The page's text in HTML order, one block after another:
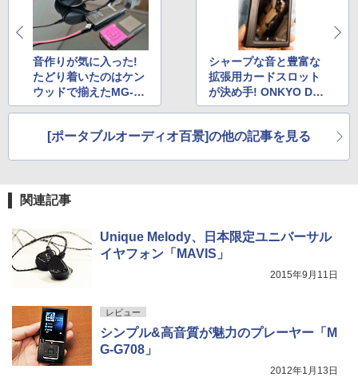
音作りが気に入った!
たどり着いたのはケン
ウッドで揃えたMG-G7
08+KH-KZ3000
シャープな音と豊富な
拡張用カードスロット
が決め手! ONKYO DP-
X1+Fidue A83
[ポータブルオーディオ百景]の他の記事を見る
関連記事
Unique Melody、日本限定ユニバーサル
イヤフォン「MAVIS」
2015年9月11日
レビュー
シンプル&高音質が魅力のプレーヤー「M
G-G708」
2012年1月13日